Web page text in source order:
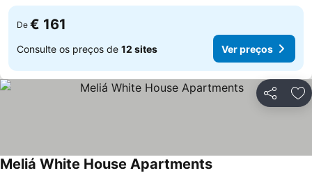
De € 161
Consulte os preços de 12 sites Ver preços
Partilhar
Meliá White House Apartments